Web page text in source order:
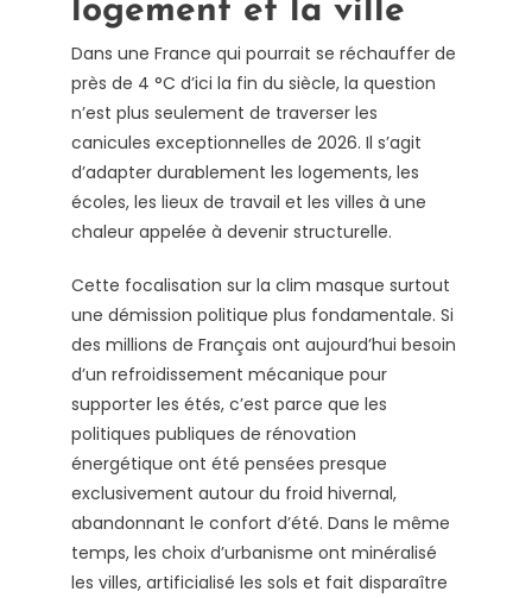
logement et la ville
Dans une France qui pourrait se réchauffer de
près de 4 °C d’ici la fin du siècle, la question
n’est plus seulement de traverser les
canicules exceptionnelles de 2026. Il s’agit
d’adapter durablement les logements, les
écoles, les lieux de travail et les villes à une
chaleur appelée à devenir structurelle.
Cette focalisation sur la clim masque surtout
une démission politique plus fondamentale. Si
des millions de Français ont aujourd’hui besoin
d’un refroidissement mécanique pour
supporter les étés, c’est parce que les
politiques publiques de rénovation
énergétique ont été pensées presque
exclusivement autour du froid hivernal,
abandonnant le confort d’été. Dans le même
temps, les choix d’urbanisme ont minéralisé
les villes, artificialisé les sols et fait disparaître